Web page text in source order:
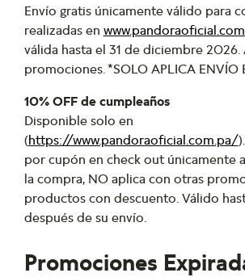
Envío gratis únicamente válido para
realizadas en
válida hasta el 31 de diciembre
promociones. *SOLO APLICA ENVÍO
10% OFF de cumpleaños
Disponible solo en
(https://www.pandoraoficial.com.pa/
por cupón en check out únicamente
la compra, NO aplica con otras
productos con descuento. Válido
después de su envío.
Promociones